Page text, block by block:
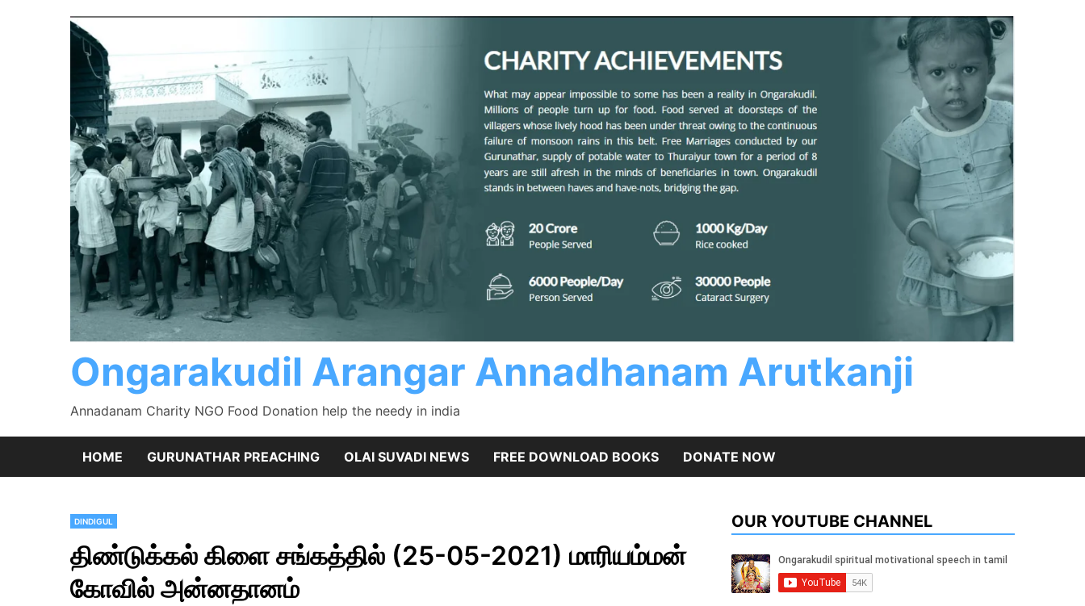
Ongarakudil Arangar Annadhanam Arutkanji
Annadanam Charity NGO Food Donation help the needy in india
HOME GURUNATHAR PREACHING OLAI SUVADI NEWS FREE DOWNLOAD BOOKS DONATE NOW
DINDIGUL
திண்டுக்கல் கிளை சங்கத்தில் (25-05-2021) மாரியம்மன்
கோவில் அன்னதானம்
OUR YOUTUBE CHANNEL